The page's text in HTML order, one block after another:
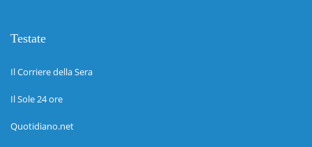
Testate
Il Corriere della Sera
Il Sole 24 ore
Quotidiano.net